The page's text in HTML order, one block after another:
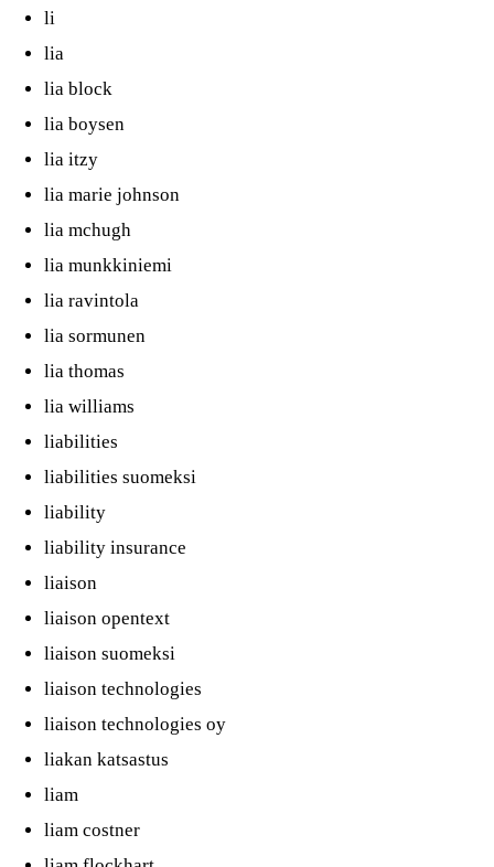
li
lia
lia block
lia boysen
lia itzy
lia marie johnson
lia mchugh
lia munkkiniemi
lia ravintola
lia sormunen
lia thomas
lia williams
liabilities
liabilities suomeksi
liability
liability insurance
liaison
liaison opentext
liaison suomeksi
liaison technologies
liaison technologies oy
liakan katsastus
liam
liam costner